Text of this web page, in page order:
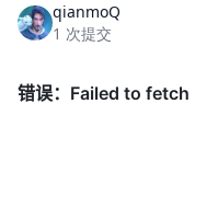
qianmoQ
1 次提交